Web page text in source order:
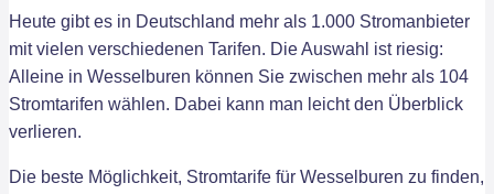
Heute gibt es in Deutschland mehr als 1.000 Stromanbieter
mit vielen verschiedenen Tarifen. Die Auswahl ist riesig:
Alleine in Wesselburen können Sie zwischen mehr als 104
Stromtarifen wählen. Dabei kann man leicht den Überblick
verlieren.
Die beste Möglichkeit, Stromtarife für Wesselburen zu finden,